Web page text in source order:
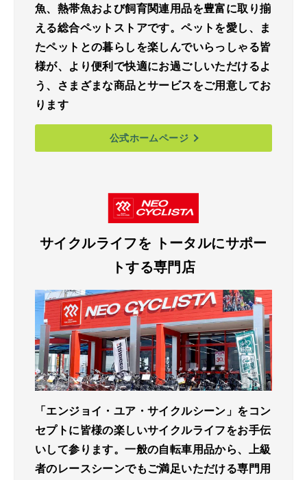
魚、熱帯魚および飼育関連用品を豊富に取り揃
える総合ペットストアです。ペットを愛し、ま
たペットとの暮らしを楽しんでいらっしゃる皆
様が、より便利で快適にお過ごしいただけるよ
う、さまざまな商品とサービスをご用意してお
ります
公式ホームページ
サイクルライフを トータルにサポー
トする専門店
「エンジョイ・ユア・サイクルシーン」をコン
セプトに皆様の楽しいサイクルライフをお手伝
いして参ります。一般の自転車用品から、上級
者のレースシーンでもご満足いただける専門用